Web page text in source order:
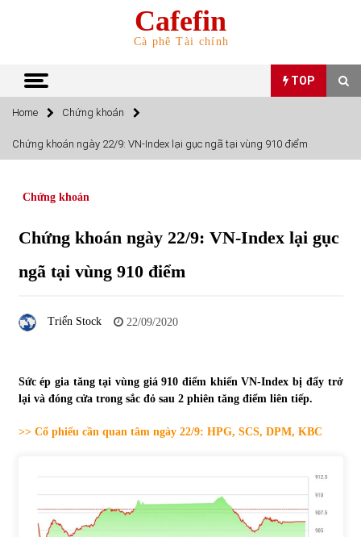
Cafefin
Cà phê Tài chính
TOP
TOP
Top 10 mặt hàng Việt Nam nhập khẩu nhiều nhất tháng
15/06/2022
Top 10 mặt hàng Việt Nam xuất khẩu nhiều nhất tháng
Tự doanh ngày 3.6.2022: CTCK mua ròng 28,7 tỷ đồng
Home Chứng khoán
Chứng khoán ngày 22/9: VN-Index lại gục ngã tại vùng 910 điểm
Chứng khoán
Chứng khoán ngày 22/9: VN-Index lại gục
ngã tại vùng 910 điểm
Triển Stock 22/09/2020
Sức ép gia tăng tại vùng giá 910 điểm khiến VN-Index bị đẩy trở
lại và đóng cửa trong sắc đỏ sau 2 phiên tăng điểm liên tiếp.
>> Cổ phiếu cần quan tâm ngày 22/9: HPG, SCS, DPM, KBC